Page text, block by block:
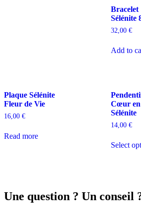
Bracelet
Sélénite
32,00 €
Add to
Plaque Sélénite
Fleur de Vie
16,00 €
Read more
Cœur en
Sélénite
14,00 €
Select
Une question ? Un conseil